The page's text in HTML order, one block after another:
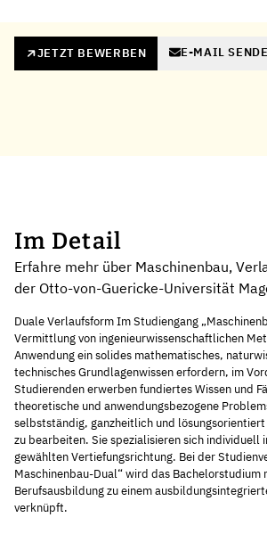
JETZT BEWERBEN E-MAIL
Im Detail
Erfahre mehr über Maschinenbau,
der Otto-von-Guericke-Universität
Duale Verlaufsform Im Studiengang
Vermittlung von ingenieurwissenschaftlichen
Anwendung ein solides mathematisches,
technisches Grundlagenwissen erfordern, im
Studierenden erwerben fundiertes Wissen und
theoretische und anwendungsbezogene
selbstständig, ganzheitlich und
zu bearbeiten. Sie spezialisieren sich individuell
gewählten Vertiefungsrichtung. Bei der
Maschinenbau-Dual“ wird das Bachelorstudium
Berufsausbildung zu einem
verknüpft.